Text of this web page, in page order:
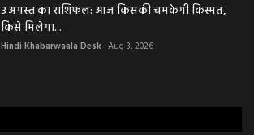
3 अगस्त का राशिफल: आज किसकी चमकेगी किस्मत,
किसे मिलेगा...
Hindi Khabarwaala Desk Aug 3, 2026